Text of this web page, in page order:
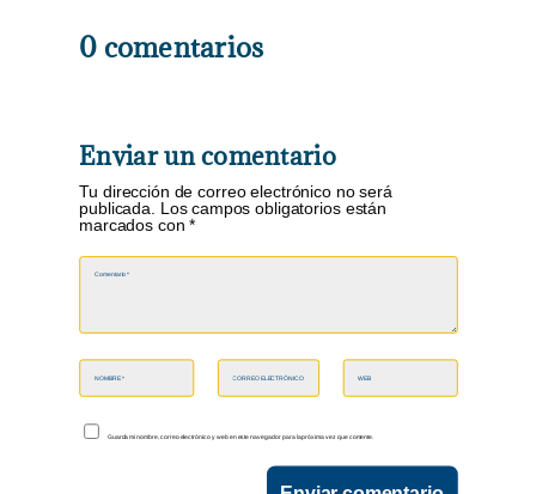
0 comentarios
Enviar un comentario
Tu dirección de correo electrónico no será
publicada.
Los campos obligatorios están
marcados con*
Guarda mi nombre, correo electrónico y web en este navegador para la próxima vez que comente.